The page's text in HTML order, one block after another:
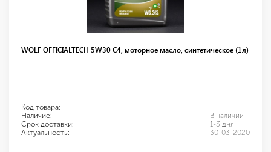
WOLF OFFICIALTECH 5W30 С4, моторное масло, синтетическое (1л)
Код товара:
Наличие:
В наличии
Срок доставки:
1-3 дня
Актуальность:
30-03-2020